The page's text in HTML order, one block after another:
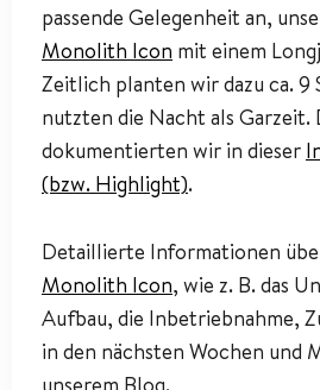
passende Gelegenheit an,
Monolith Icon mit einem
Zeitlich planten wir dazu ca. 9
nutzten die Nacht als Garzeit.
dokumentierten wir in dieser
(bzw. Highlight).
Detaillierte Informationen
Monolith Icon, wie z. B. das
Aufbau, die Inbetriebnahme,
in den nächsten Wochen und